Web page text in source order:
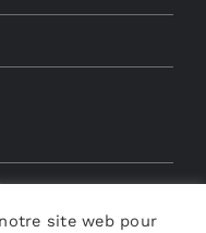
site web pour